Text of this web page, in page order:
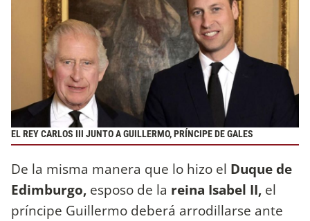
EL REY CARLOS III JUNTO A GUILLERMO, PRÍNCIPE DE GALES
De la misma manera que lo hizo el Duque de
Edimburgo, esposo de la reina Isabel II, el
príncipe Guillermo deberá arrodillarse ante